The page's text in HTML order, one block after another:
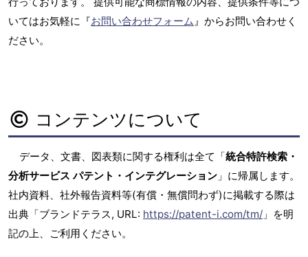
いてはお気軽に『お問い合わせフォーム』からお問い合わせく
ださい。
コンテンツについて
データ、文書、図表類に関する権利は全て「統合特許検索・
分析サービス パテント・インテグレーション 」に帰属します。
社内資料、社外報告資料等(有償・無償問わず)に掲載する際は
出典「ブランドテラス, URL: https://patent-i.com/tm/ 」を明
記の上、ご利用ください。